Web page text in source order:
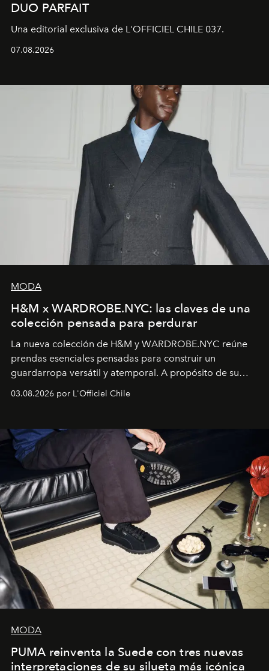
DUO PARFAIT
Una editorial exclusiva de L'OFFICIEL CHILE 037.
07.08.2026
MODA
H&M x WARDROBE.NYC: las claves de una
colección pensada para perdurar
La nueva colección de H&M y WARDROBE.NYC reúne
prendas esenciales pensadas para construir un
guardarropa versátil y atemporal. A propósito de su
lanzamiento, los fundadores de la firma neoyorquina y
la asesora creativa y jefa de diseño global de la marca
y la filosofía detrás de la propuesta.
03.08.2026 por L'Officiel Chile
MODA
PUMA reinventa la Suede con tres nuevas
interpretaciones de su silueta más icónica